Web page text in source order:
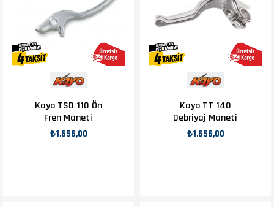
Kayo TSD 110 Ön
Fren Maneti
₺1.656,00
Kayo TT 140
Debriyaj Maneti
₺1.656,00